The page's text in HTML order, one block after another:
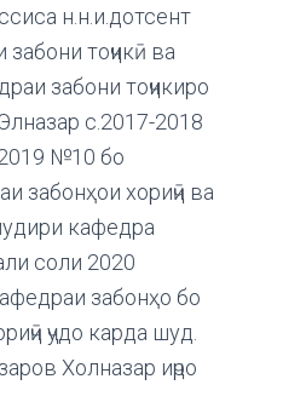
н.н.и.дотсент
тоҷикӣ ва
забони тоҷикиро
с.2017-2018
№10 бо
забонҳои хориҷӣ ва
кафедра
соли 2020
забонҳо бо
ҷудо карда шуд.
Холназар иҷро